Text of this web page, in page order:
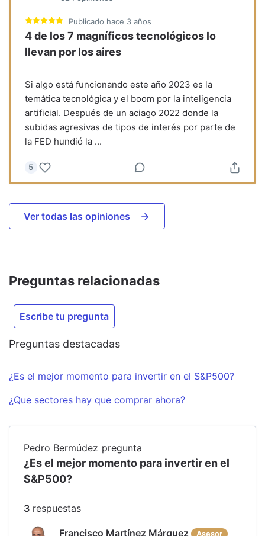
Publicado hace 3 años
4 de los 7 magníficos tecnológicos lo
llevan por los aires
Si algo está funcionando este año 2023 es la
temática tecnológica y el boom por la inteligencia
artificial. Después de un aciago 2022 donde la
subidas agresivas de tipos de interés por parte de
la FED hundió la...
5
Ver todas las opiniones
Preguntas relacionadas
Escribe tu pregunta
Preguntas destacadas
¿Es el mejor momento para invertir en el S&P500?
¿Que sectores hay que comprar ahora?
Pedro Bermúdez pregunta
¿Es el mejor momento para invertir en el
S&P500?
3 respuestas
Francisco Martínez Márquez Asesor